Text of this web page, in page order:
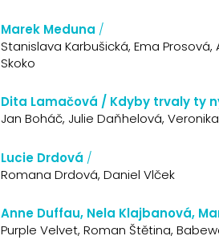
Marek Meduna /
Stanislava Karbušická, Ema
Skoko
Dita Lamačová / Kdyby trvaly ty
Jan Boháč, Julie Daňhelová,
Lucie Drdová /
Romana Drdová, Daniel Vlček
Anne Duffau, Nela Klajbanová,
Purple Velvet, Roman Štětina,